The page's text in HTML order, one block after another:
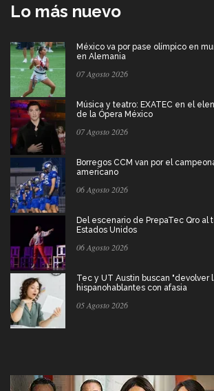
Lo más nuevo
México va por pase olímpico en
en Alemania
07 Agosto 2026
Música y teatro: EXATEC en el
de la Ópera México
07 Agosto 2026
Borregos CCM van por el
americano
06 Agosto 2026
Del escenario de PrepaTec Qro al
Estados Unidos
06 Agosto 2026
Tec y UT Austin buscan "devolver
hispanohablantes con afasia
05 Agosto 2026